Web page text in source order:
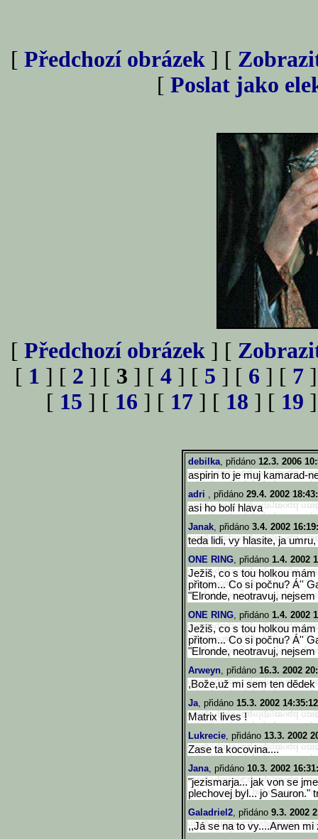
[ Předchozí obrázek ] [
[ Poslat jako
[ Předchozí obrázek ] [
[ 1 ] [ 2 ] [ 3 ] [ 4 ] [ 5 ] [ 6 ] [ 7
[ 15 ] [ 16 ] [ 17 ] [ 18 ] [ 19
debilka, přidáno 12.3. 2006
aspirin to je muj kamarad-
adri , přidáno 29.4. 2002
asi ho bolí hlava
Janak, přidáno 3.4. 2002
teda lidi, vy hlasite, ja
ONE RING, přidáno 1.4. 2002
Ježiš, co s tou holkou
přitom... Co si počnu? Á''
"Elronde, neotravuj, nejsem
ONE RING, přidáno 1.4. 2002
Ježiš, co s tou holkou
přitom... Co si počnu? Á''
"Elronde, neotravuj, nejsem
Arweyn, přidáno 16.3. 2002
,Bože,už mi sem ten dědek
Ja, přidáno 15.3. 2002 14:35:12
Matrix lives !
Lukrecie, přidáno 13.3. 2002
Zase ta kocovina....
Jana, přidáno 10.3. 2002
"jezismarja... jak von se
plechovej byl... jo Sauron."
Galadriel2, přidáno 9.3. 2002
,,Já se na to vy....Arwen